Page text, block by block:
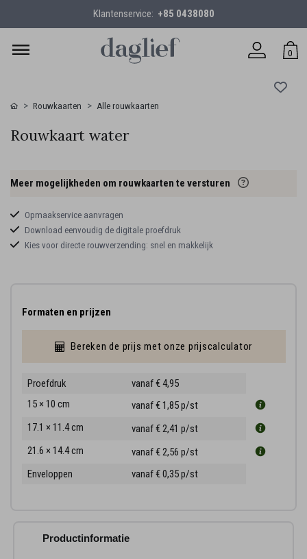
Klantenservice: +85 0438080
0
Rouwkaarten Alle rouwkaarten
Rouwkaart water
Meer mogelijkheden om rouwkaarten te versturen
Opmaakservice aanvragen
Download eenvoudig de digitale proefdruk
Kies voor directe rouwverzending: snel en makkelijk
Formaten en prijzen
Bereken de prijs met onze prijscalculator
Proefdruk
vanaf € 4,95
15 × 10 cm
vanaf € 1,85p/st
17.1 × 11.4 cm
vanaf € 2,41 p/st
21.6 × 14.4 cm
vanaf € 2,56 p/st
Enveloppen
vanaf € 0,35p/st
Productinformatie